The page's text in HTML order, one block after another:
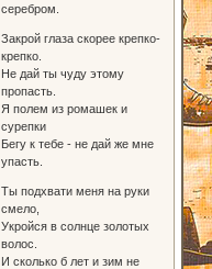
серебром.
Закрой глаза скорее крепко-
крепко.
Не дай ты чуду этому
пропасть.
Я полем из ромашек и
сурепки
Бегу к тебе - не дай же мне
упасть.
Ты подхвати меня на руки
смело,
Укройся в солнце золотых
волос.
И сколько б лет и зим не